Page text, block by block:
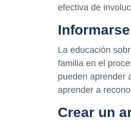
efectiva de
La educación
familia en el
pueden aprender
aprender a
Crear un